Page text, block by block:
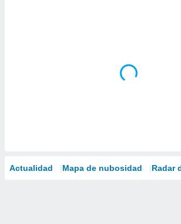
Actualidad Mapa de nubosidad Radar